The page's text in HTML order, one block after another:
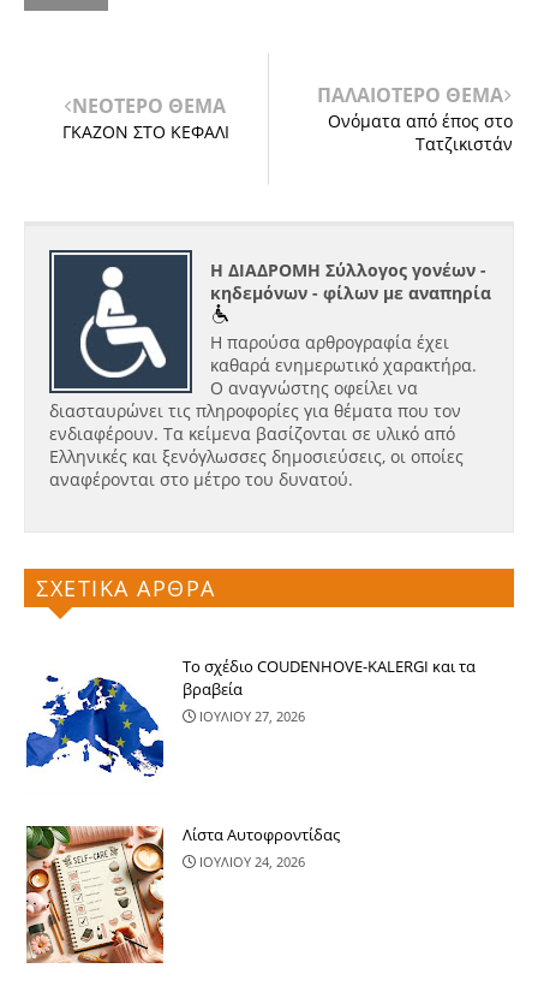
ΝΕΟΤΕΡΟ ΘΕΜΑ
ΓΚΑΖΟΝ ΣΤΟ ΚΕΦΑΛΙ
ΠΑΛΑΙΟΤΕΡΟ ΘΕΜΑ
Ονόματα από έπος στο
Τατζικιστάν
Η ΔΙΑΔΡΟΜΗ Σύλλογος γονέων -
κηδεμόνων - φίλων με αναπηρία
Η παρούσα αρθρογραφία έχει
καθαρά ενημερωτικό χαρακτήρα.
Ο αναγνώστης οφείλει να
διασταυρώνει τις πληροφορίες για θέματα που τον
ενδιαφέρουν. Τα κείμενα βασίζονται σε υλικό από
Ελληνικές και ξενόγλωσσες δημοσιεύσεις, οι οποίες
αναφέρονται στο μέτρο του δυνατού.
ΣΧΕΤΙΚΑ ΑΡΘΡΑ
Το σχέδιο COUDENHOVE-KALERGI και τα
βραβεία
ΙΟΥΛΙΟΥ 27, 2026
Λίστα Αυτοφροντίδας
ΙΟΥΛΙΟΥ 24, 2026